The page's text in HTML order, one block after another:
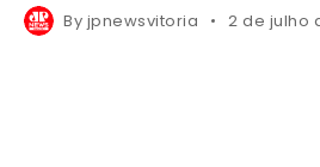
By jpnewsvitoria 2 de julho